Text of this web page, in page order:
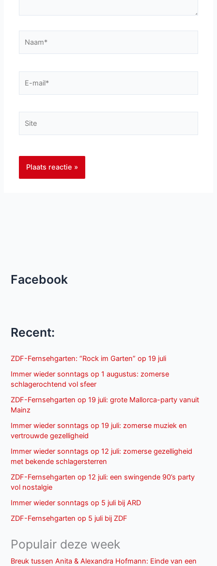
mail*
Facebook
Recent:
ZDF-Fernsehgarten: “Rock im Garten” op 19 juli
Immer wieder sonntags op 1 augustus: zomerse
schlagerochtend vol sfeer
ZDF-Fernsehgarten op 19 juli: grote Mallorca-party vanuit
Mainz
Immer wieder sonntags op 19 juli: zomerse muziek en
vertrouwde gezelligheid
Immer wieder sonntags op 12 juli: zomerse gezelligheid
met bekende schlagersterren
ZDF-Fernsehgarten op 12 juli: een swingende 90’s party
vol nostalgie
Immer wieder sonntags op 5 juli bij ARD
ZDF-Fernsehgarten op 5 juli bij ZDF
Populair deze week
Breuk tussen Anita & Alexandra Hofmann: Einde van een